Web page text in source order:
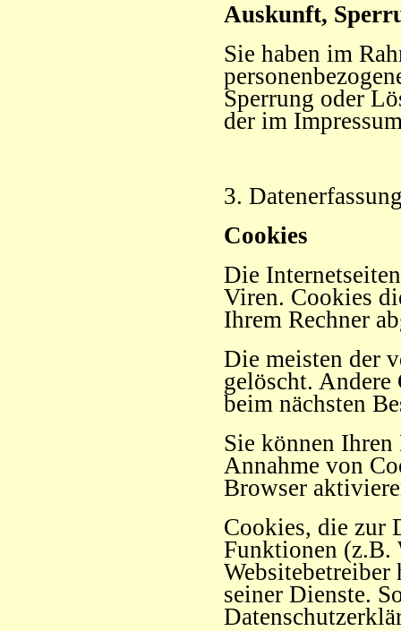
Auskunft,
Sie haben im
Sperrung oder
der im
3.
Cookies
Die
Viren. Cookies
Ihrem Rechner
Die meisten der
gelöscht. Andere
beim nächsten
Sie können
Annahme von
Browser
Cookies, die zur
Funktionen (z.B.
seiner Dienste.